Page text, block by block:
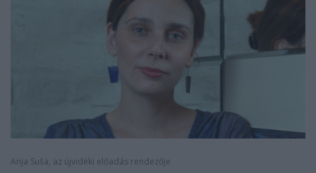
Anja Suša, az újvidéki előadás rendezője